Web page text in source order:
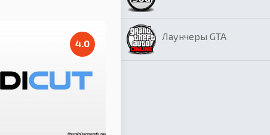
4.0
Лаунчеры GTA